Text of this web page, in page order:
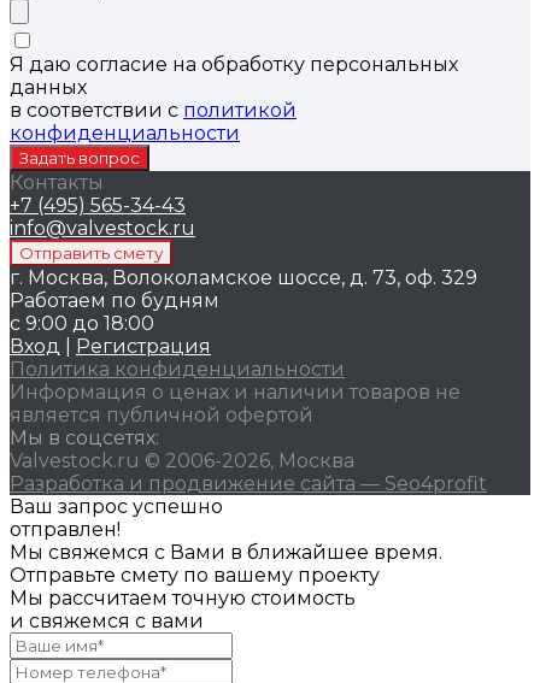
Я даю согласие на обработку персональных
данных
в соответствии с политикой
конфиденциальности
Контакты
+7 (495) 565-34-43
info@valvestock.ru
г. Москва, Волоколамское шоссе, д. 73, оф. 329
Работаем по будням
с 9:00 до 18:00
Вход
Регистрация
Политика конфиденциальности
Информация о ценах и наличии товаров не
является публичной офертой
Мы в соцсетях:
Valvestock.ru © 2006-2026, Москва
Разработка и продвижение сайта — Seo4profit
Ваш запрос успешно
отправлен!
Мы свяжемся с Вами в ближайшее время.
Отправьте смету по вашему проекту
Мы рассчитаем точную стоимость
и свяжемся с вами